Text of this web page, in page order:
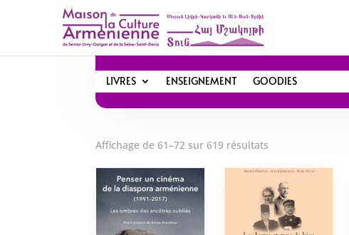
LIVRES ENSEIGNEMENT GOODIES
Affichage de 61–72 sur 619 résultats